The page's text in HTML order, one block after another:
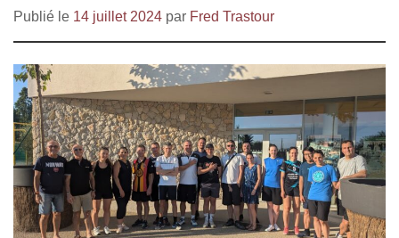
Publié le 14 juillet 2024 par Fred Trastour